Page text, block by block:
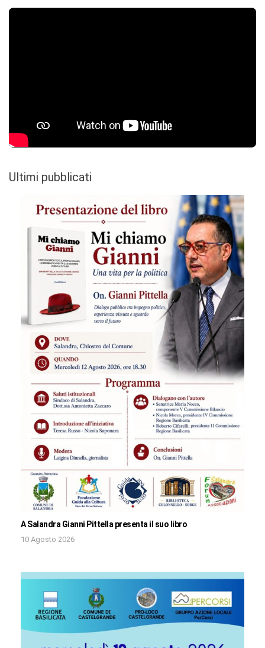
Ultimi pubblicati
A Salandra Gianni Pittella presenta il suo libro
10 Agosto 2026